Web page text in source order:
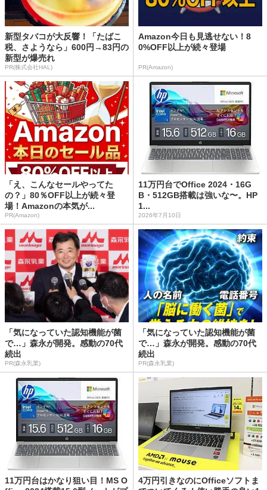
新型タバコが大反響！「たばこ
税、さようなら」600円→83円の
新型が爆売れ
PR(株式会社HAL)
Amazon今日も見逃せない！8
0%OFF以上が続々登場
PR(Amazon)
「え、こんなセールやってた
の？」80％OFF以上が続々登
場！Amazonの本気が...
PR(Amazon)
11万円台でOffice 2024・16G
B・512GB搭載は強いな〜。HP
1...
2026年7月10日
「気になっていた認知機能が菌
で…」森永が開発。感動の70代
続出
PR(森永乳業)
「気になっていた認知機能が菌
で…」森永が開発。感動の70代
続出
PR(森永乳業)
11万円台はかなり狙い目！MS O
4万円引きなのにOfficeソフトま